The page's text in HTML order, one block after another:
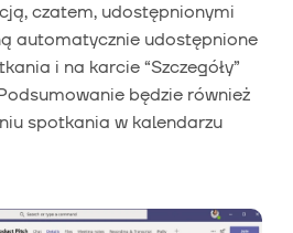
czatem, udostępnionymi
automatycznie udostępnione
i na karcie “Szczegóły”
będzie również
spotkania w kalendarzu